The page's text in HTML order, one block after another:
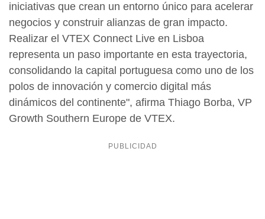
iniciativas que crean un entorno único para acelerar
negocios y construir alianzas de gran impacto.
Realizar el VTEX Connect Live en Lisboa
representa un paso importante en esta trayectoria,
consolidando la capital portuguesa como uno de los
polos de innovación y comercio digital más
dinámicos del continente", afirma Thiago Borba, VP
Growth Southern Europe de VTEX.